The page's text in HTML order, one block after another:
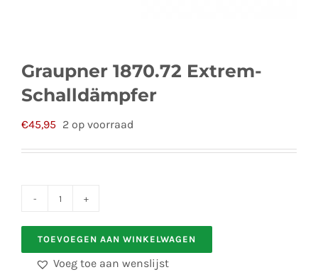
Graupner 1870.72 Extrem-
Schalldämpfer
€45,95 2 op voorraad
1870.72
Schalldämpfer
TOEVOEGEN AAN WINKELWAGEN
Voeg toe aan wenslijst